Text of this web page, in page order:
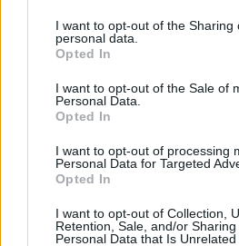
I want to opt-out of the Sharing
personal data.
Opted In
I want to opt-out of the Sale of
Personal Data.
Opted In
I want to opt-out of processing
Personal Data for Targeted
Opted In
I want to opt-out of Collection,
Retention, Sale, and/or
Personal Data that Is
ruszył dalej w podróż z
porwać goryl na górze
w Mombasie.
Sprawdź także:
Nel Rawlison –